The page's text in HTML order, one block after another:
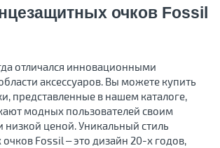
очков Fossil
отличался инновационными
аксессуаров. Вы можете купить
представленные в нашем каталоге,
модных пользователей своим
низкой ценой. Уникальный стиль
Fossil – это дизайн 20-х годов,